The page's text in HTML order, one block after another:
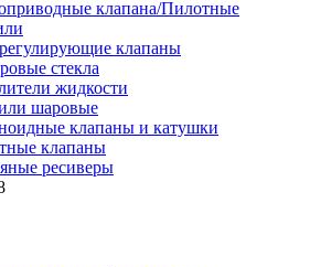
клапана/Пилотные
клапаны
стекла
жидкости
шаровые
клапаны и катушки
клапаны
ресиверы